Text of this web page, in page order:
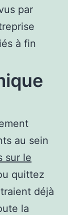
par
à fin
au sein
sur le
quittez
déjà
la